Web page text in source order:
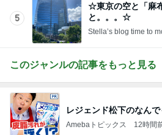
5
☆東京の空と「麻
と。。。☆
Stella’s blog
このジャンルの記事をもっと見る
レジェンド松下のなんで
Amebaトピックス 12時間